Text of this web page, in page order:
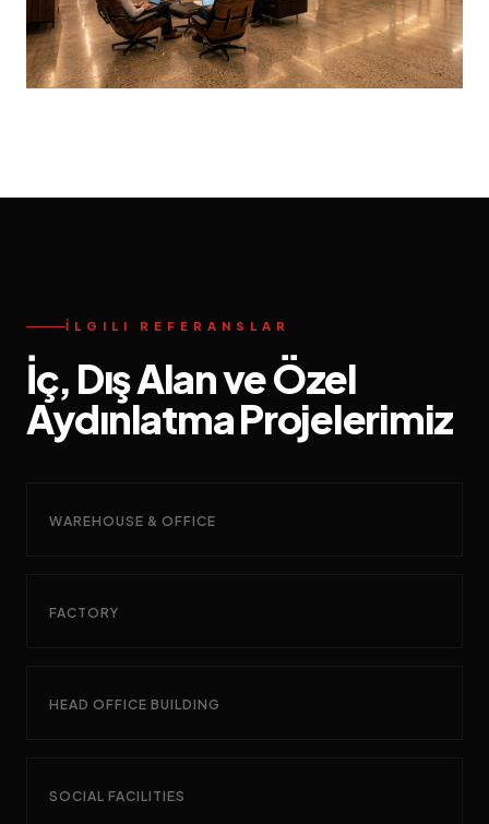
İLGILI REFERANSLAR
İç, Dış Alan ve Özel
AydınlatmaProjelerimiz
WAREHOUSE & OFFICE
FACTORY
HEAD OFFICE BUILDING
SOCIAL FACILITIES